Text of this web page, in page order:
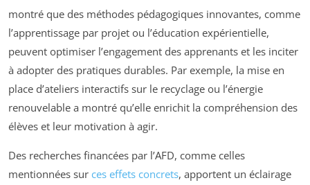
montré que des méthodes pédagogiques innovantes, comme
l’apprentissage par projet ou l’éducation expérientielle,
peuvent optimiser l’engagement des apprenants et les inciter
à adopter des pratiques durables. Par exemple, la mise en
place d’ateliers interactifs sur le recyclage ou l’énergie
renouvelable a montré qu’elle enrichit la compréhension des
élèves et leur motivation à agir.
Des recherches financées par l’AFD, comme celles
mentionnées sur ces effets concrets, apportent un éclairage